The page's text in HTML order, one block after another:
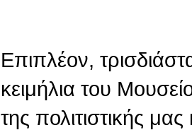
Επιπλέον,
κειμήλια του
της πολιτιστικής